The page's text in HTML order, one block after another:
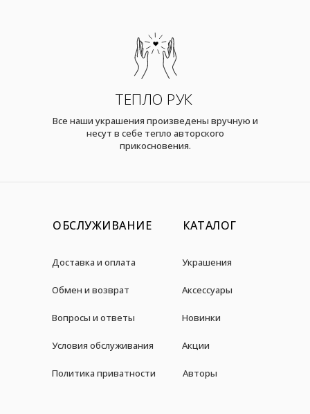
ТЕПЛО РУК
Все наши украшения произведены вручную и
несут в себе тепло авторского
прикосновения.
ОБСЛУЖИВАНИЕ
Доставка и оплата
Обмен и возврат
Вопросы и ответы
КАТАЛОГ
Украшения
Аксессуары
Новинки
Акции
Условия обслуживания
Политика приватности Авторы